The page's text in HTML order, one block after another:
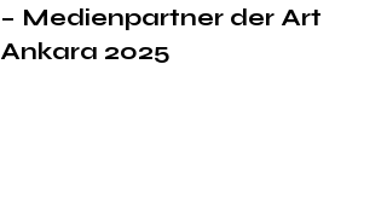
– Medienpartner der Art
Ankara 2025